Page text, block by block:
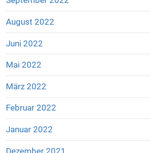
August 2022
Juni 2022
Mai 2022
März 2022
Februar 2022
Januar 2022
Dezember 2021